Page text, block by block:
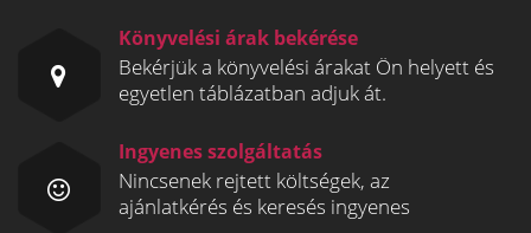
Könyvelési árak bekérése
Bekérjük a könyvelési árakat Ön helyett és
egyetlen táblázatban adjuk át.
Ingyenes szolgáltatás
Nincsenek rejtett költségek, az
ajánlatkérés és keresés ingyenes